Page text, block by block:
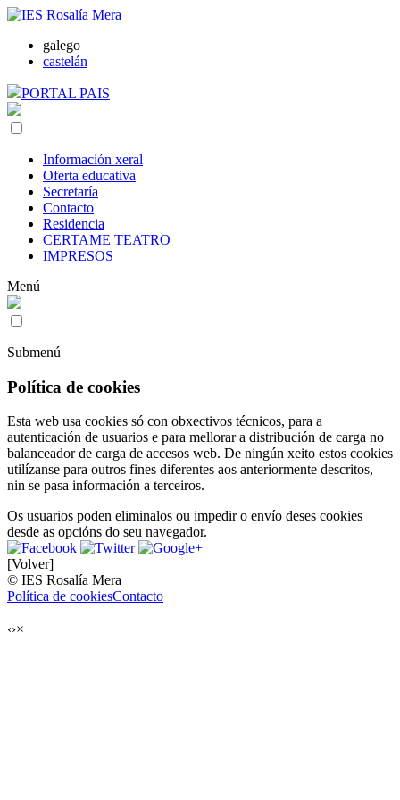
galego
castelán
PORTAL PAIS
Información xeral
Oferta educativa
Secretaría
Contacto
Residencia
CERTAME TEATRO
IMPRESOS
Menú
Submenú
Política de cookies
Esta web usa cookies só con obxectivos técnicos, para a
autenticación de usuarios e para mellorar a distribución de carga no
balanceador de carga de accesos web. De ningún xeito estos cookies
utilízanse para outros fines diferentes aos anteriormente descritos,
nin se pasa información a terceiros.
Os usuarios poden eliminalos ou impedir o envío deses cookies
desde as opcións do seu navegador.
[Volver]
© IES Rosalía Mera
Política de cookiesContacto
‹›×